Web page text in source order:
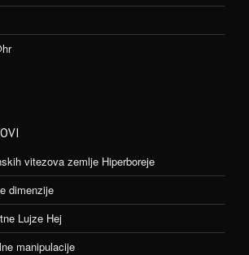
vitezova zemlje Hiperboreje
dimenzije
Lujze Hej
manipulacije